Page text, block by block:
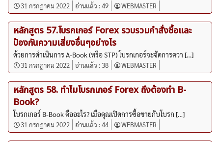
31 กรกฎาคม 2022 อ่านแล้ว :49 WEBMASTER
หลักสูตร 57.โบรกเกอร์ Forex รวบรวมคำสั่งซื้อและ
ป้องกันความเสี่ยงอื่นๆอย่างไร
ด้วยการดำเนินการ A-Book (หรือ STP) โบรกเกอร์จะจัดการควา […]
31 กรกฎาคม 2022 อ่านแล้ว :38 WEBMASTER
หลักสูตร 58. ทำไมโบรกเกอร์ Forex ถึงต้องทำ B-
Book?
โบรกเกอร์ B-Book คืออะไร? เมื่อคุณเปิดการซื้อขายกับโบรก […]
31 กรกฎาคม 2022 อ่านแล้ว :44 WEBMASTER